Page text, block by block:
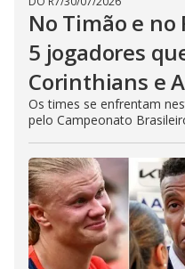
No Timão e
5 jogadores
Corinthians e
Os times se enfrentam
pelo Campeonato